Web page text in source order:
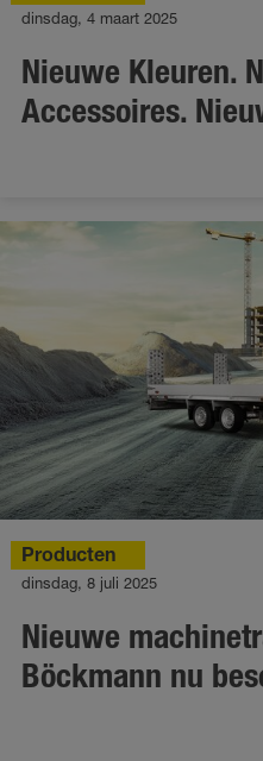
dinsdag, 4 maart 2025
Nieuwe Kleuren.
Accessoires.
Producten
dinsdag, 8 juli 2025
Nieuwe
Böckmann nu